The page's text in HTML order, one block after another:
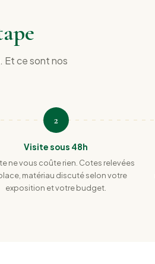
Et ce sont nos
2
Visite sous 48h
ne vous coûte rien. Cotes relevées
matériau discuté selon votre
exposition et votre budget.